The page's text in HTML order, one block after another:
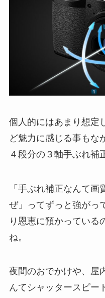
個人的にはあまり想定
ど魅力に感じる事もな
４段分の３軸手ぶれ補
「手ぶれ補正なんて
ぜ」ってずっと強がっ
り恩恵に預かっている
ね。
夜間のおでかけや、屋
んてシャッタースピー